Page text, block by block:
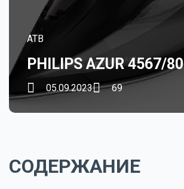
ATB
PHILIPS AZUR 4567/80
05.09.2023 69
СОДЕРЖАНИЕ